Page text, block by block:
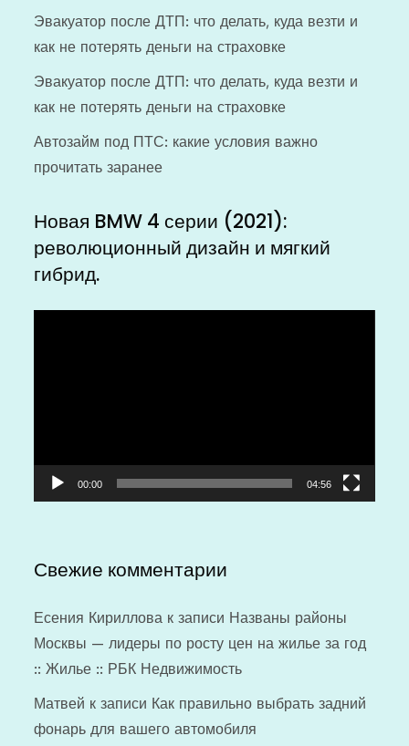
Эвакуатор после ДТП: что делать, куда везти и
как не потерять деньги на страховке
Эвакуатор после ДТП: что делать, куда везти и
как не потерять деньги на страховке
Автозайм под ПТС: какие условия важно
прочитать заранее
Новая BMW 4 серии (2021):
революционный дизайн и мягкий
гибрид.
00:00 04:56
Свежие комментарии
Есения Кириллова к записи Названы районы
Москвы — лидеры по росту цен на жилье за год
:: Жилье :: РБК Недвижимость
Матвей к записи Как правильно выбрать задний
фонарь для вашего автомобиля